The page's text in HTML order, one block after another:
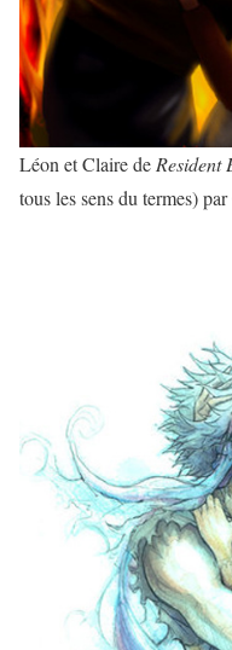
Léon et Claire deResident
tous les sens du termes) par